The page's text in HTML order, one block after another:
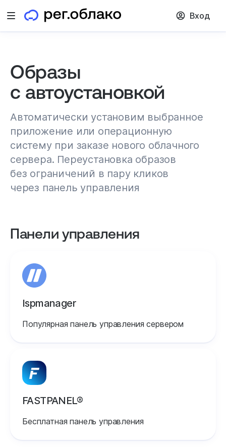
Открыть меню Вход
Образы
с автоустановкой
Автоматически установим выбранное
приложение или операционную
систему при заказе нового облачного
сервера. Переустановка образов
без ограничений в пару кликов
через панель управления
Панели управления
Ispmanager
Популярная панель управления сервером
FASTPANEL®
Бесплатная панель управления